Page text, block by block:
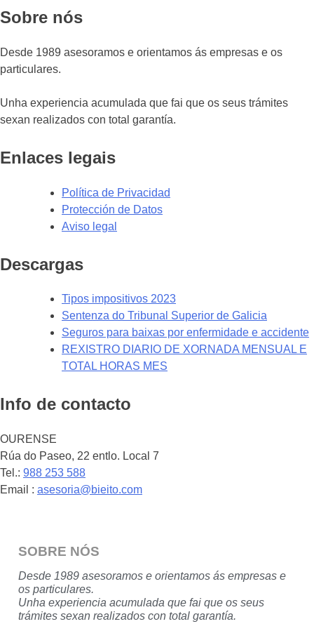
Sobre nós
Desde 1989 asesoramos e orientamos ás empresas e os
particulares.
Unha experiencia acumulada que fai que os seus trámites
sexan realizados con total garantía.
Enlaces legais
Política de Privacidad
Protección de Datos
Aviso legal
Descargas
Tipos impositivos 2023
Sentenza do Tribunal Superior de Galicia
Seguros para baixas por enfermidade e accidente
REXISTRO DIARIO DE XORNADA MENSUAL E
TOTAL HORAS MES
Info de contacto
OURENSE
Rúa do Paseo, 22 entlo. Local 7
Tel.: 988 253 588
Email : asesoria@bieito.com
SOBRE NÓS
Desde 1989 asesoramos e orientamos ás empresas e
os particulares.
Unha experiencia acumulada que fai que os seus
trámites sexan realizados con total garantía.